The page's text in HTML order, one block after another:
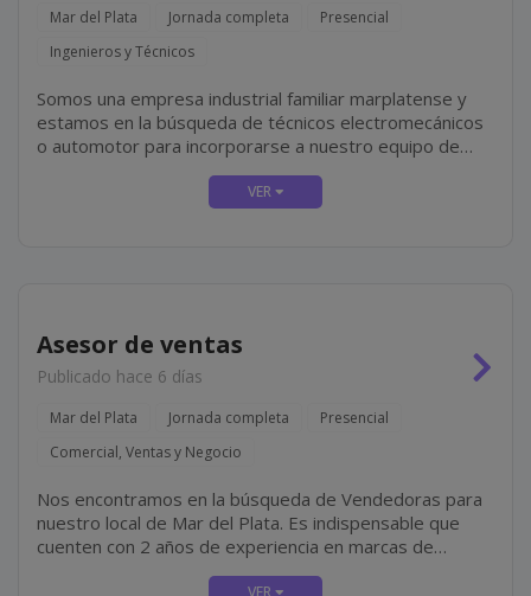
Mar del Plata Jornada completa
Presencial
Ingenieros y Técnicos
Somos una empresa industrial familiar marplatense y
estamos en la búsqueda de técnicos electromecánicos
o automotor para incorporarse a nuestro equipo de
mantenimiento mecánico, el cual incluye tareas tales
como mantenimiento y reparación de equipos...
Asesor de ventas
Publicado hace 6 días
Mar del Plata Jornada completa
Presencial
Comercial, Ventas y Negocio
Nos encontramos en la búsqueda de Vendedoras para
nuestro local de Mar del Plata. Es indispensable que
cuenten con 2 años de experiencia en marcas de
primera línea, residan en zona (preferentemente) y que